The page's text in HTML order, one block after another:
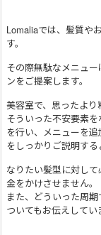
Lomaliaでは、髪質や
す。
その際無駄なメニュ
ンをご提案します。
美容室で、思ったよ
そういった不安要素
を行い、メニューを
をしっかりご説明する
なりたい髪型に対し
金をかけさせません。
また、どういった周
ついてもお伝えしてい